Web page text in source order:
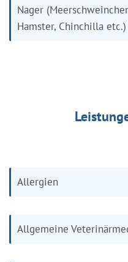
Nager
Hamster, Chinchilla etc.)
Allergien
Allgemeine